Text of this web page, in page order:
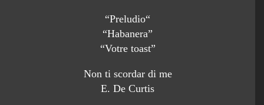
“Preludio“
“Habanera”
“Votre toast”
Non ti scordar di me
E. De Curtis